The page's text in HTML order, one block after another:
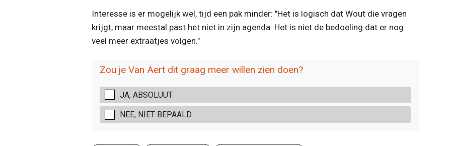
Interesse is er mogelijk wel, tijd een pak minder: "Het is logisch dat Wout die vragen
krijgt, maar meestal past het niet in zijn agenda. Het is niet de bedoeling dat er nog
veel meer extraatjes volgen."
Zou je Van Aert dit graag meer willen zien doen?
JA, ABSOLUUT
NEE, NIET BEPAALD